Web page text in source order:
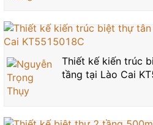
Thiết kế kiến trúc
tầng tại Lào Cai